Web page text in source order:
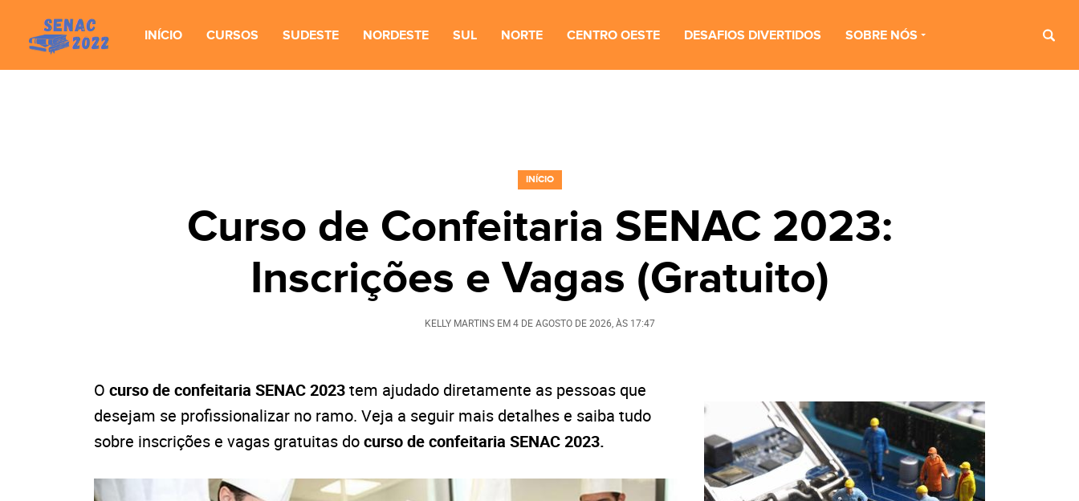
INÍCIO CURSOS SUDESTE NORDESTE SUL NORTE CENTRO OESTE DESAFIOS DIVERTIDOS SOBRE NÓS
INÍCIO
Curso de Confeitaria SENAC 2023:
Inscrições e Vagas (Gratuito)
KELLY MARTINSEM4 DE AGOSTO DE 2026 , ÀS 17:47
O curso de confeitaria SENAC 2023tem ajudado diretamente as pessoas que
desejam se profissionalizar no ramo. Veja a seguir mais detalhes e saiba tudo
sobre inscrições e vagas gratuitas docurso de confeitaria SENAC 2023.